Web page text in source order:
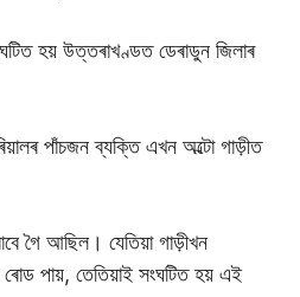
হয় উত্তৰাখণ্ডত ডেৰাডুন জিলাৰ
পাঁচজন ব্যক্তি এখন অল্টো গাড়ীত
গৈ আছিল। যেতিয়া গাড়ীখন
ৰোড পায়, তেতিয়াই সংঘটিত হয় এই